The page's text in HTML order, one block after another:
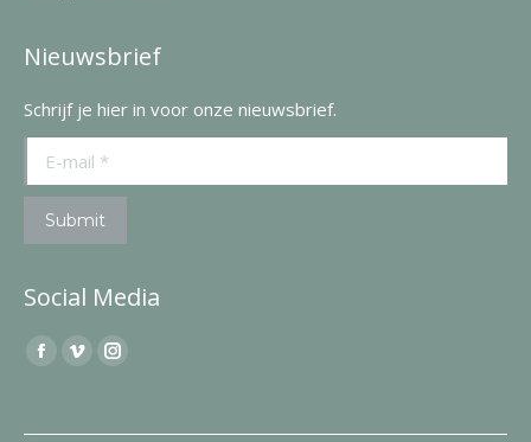
Nieuwsbrief
Schrijf je hier in voor onze nieuwsbrief.
E-mail *
Submit
Social Media
Find us on:
Facebook
VimeoInstagram